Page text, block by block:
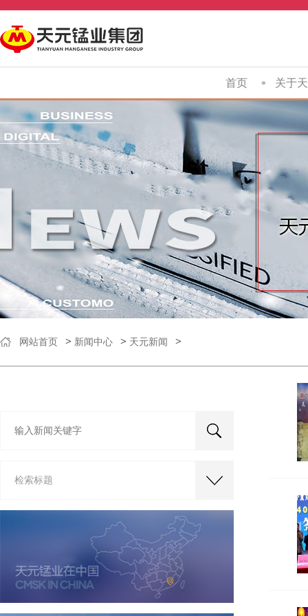
首页 关于
网站首页 > 新闻中心 > 天元新闻 >
检索标题